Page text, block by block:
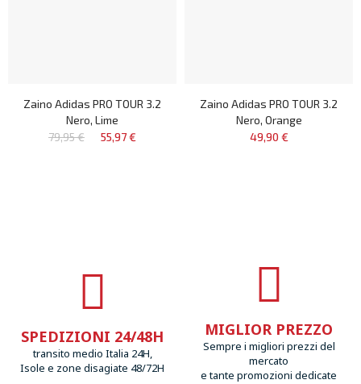
Zaino Adidas PRO TOUR 3.2
Nero, Lime
79,95 €
55,97 €
Zaino Adidas PRO TOUR 3.2
Nero, Orange
49,90 €
SPEDIZIONI 24/48H
transito medio Italia 24H,
Isole e zone disagiate 48/72H
MIGLIOR PREZZO
Sempre i migliori prezzi del
mercato
e tante promozioni dedicate